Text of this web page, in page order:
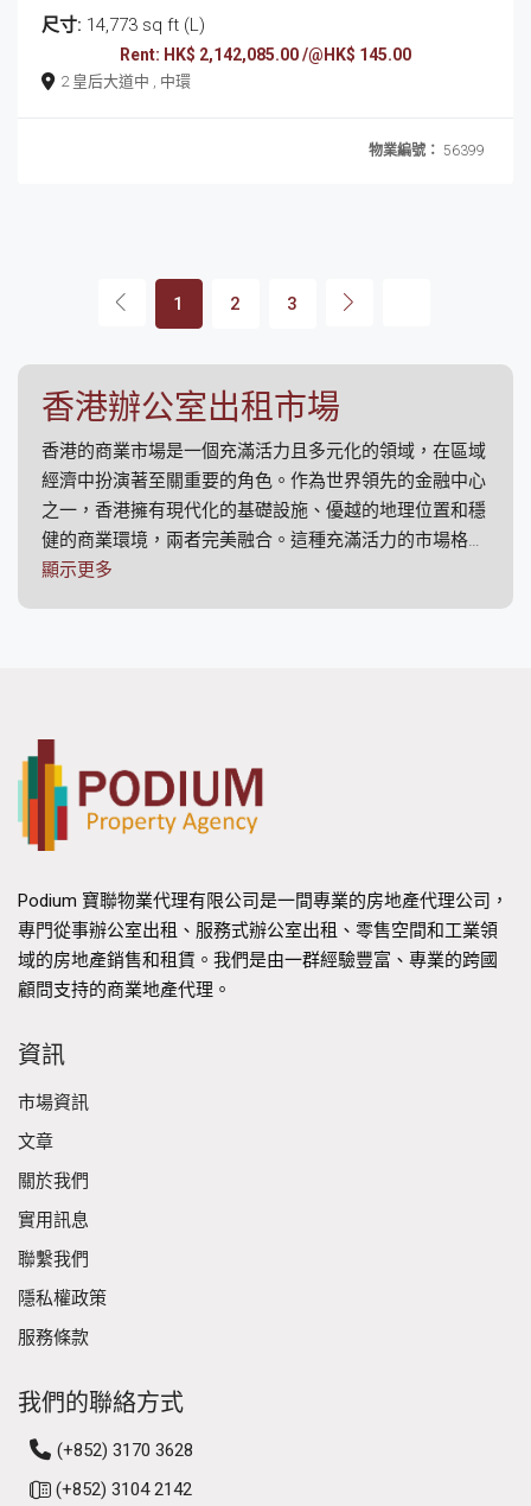
尺寸: 14,773 sq ft (L)
Rent: HK$ 2,142,085.00 /@HK$ 145.00
2 皇后大道中 , 中環
物業編號： 56399
1 2 3
香港辦公室出租市場
香港的商業市場是一個充滿活力且多元化的領域，在區域
經濟中扮演著至關重要的角色。作為世界領先的金融中心
之一，香港擁有現代化的基礎設施、優越的地理位置和穩
健的商業環境，兩者完美融合。這種充滿活力的市場格局
吸引著本地企業和國際公司，使其成為商業房地產投資的
位進一步提升了其吸引力。此外，香港還擁有完善的金融
服務業、蓬勃發展的物流業和日漸繁榮的科技生態系統。
政府致力於改善香港的商業環境，進一步鞏固了香港的商
港、澳門和廣東省九個城市之間的聯繫，促進經濟整合與
合作。這項雄心勃勃的計畫預計將為企業創造眾多機遇，
並吸引投資和人才進入該地區。
香港的商業市場涵蓋了多個房地產領域，包括辦公空間、
勢，反映出在該地區運營的企業多樣化的需求。
作空間相結合為特點。中環、金鐘和九龍等主要區域是眾
多跨國公司和金融機構的所在地。對現代、設備齊全的辦
公空間的需求持續上升，這是由於工作場所對靈活性和協
受歡迎，滿足尋求成本效益解決方案的初創企業和小型企
業的需求。
零售物業： 香港的零售行業依然強勁，擁有高人流量和
名，吸引了本地消費者和遊客的光臨。電子商務的興起促
使傳統零售商創新並提升店內體驗，專注於體驗式零售。
顯示更多
Podium 寶聯物業代理有限公司是一間專業的房地產代理公司，
專門從事辦公室出租、服務式辦公室出租、零售空間和工業領
域的房地產銷售和租賃。我們是由一群經驗豐富、專業的跨國
顧問支持的商業地產代理。
資訊
市場資訊
文章
關於我們
實用訊息
聯繫我們
隱私權政策
服務條款
我們的聯絡方式
(+852) 3170 3628
(+852) 3104 2142